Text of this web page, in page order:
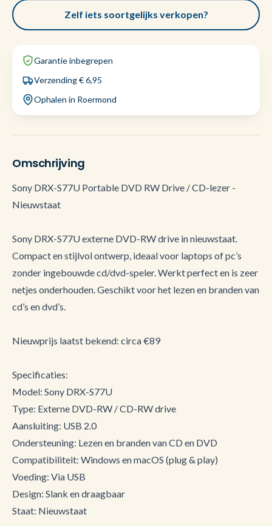
Zelf iets soortgelijks verkopen?
Garantie inbegrepen
Verzending € 6,95
Ophalen in Roermond
Omschrijving
Sony DRX-S77U Portable DVD RW Drive / CD-lezer -
Nieuwstaat
Sony DRX-S77U externe DVD-RW drive in nieuwstaat.
Compact en stijlvol ontwerp, ideaal voor laptops of pc’s
zonder ingebouwde cd/dvd-speler. Werkt perfect en is zeer
netjes onderhouden. Geschikt voor het lezen en branden van
cd’s en dvd’s.
Nieuwprijs laatst bekend: circa €89
Specificaties:
Model: Sony DRX-S77U
Type: Externe DVD-RW / CD-RW drive
Aansluiting: USB 2.0
Ondersteuning: Lezen en branden van CD en DVD
Compatibiliteit: Windows en macOS (plug & play)
Voeding: Via USB
Design: Slank en draagbaar
Staat: Nieuwstaat